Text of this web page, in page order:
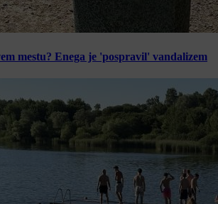
mestu? Enega je 'pospravil' vandalizem